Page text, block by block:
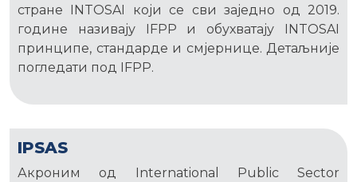
стране INTOSAI који се сви заједно од 2019.
године називају IFPP и обухватају INTOSAI
принципе, стандарде и смјернице. Детаљније
погледати под IFPP.
IPSAS
Акроним од International Public Sector